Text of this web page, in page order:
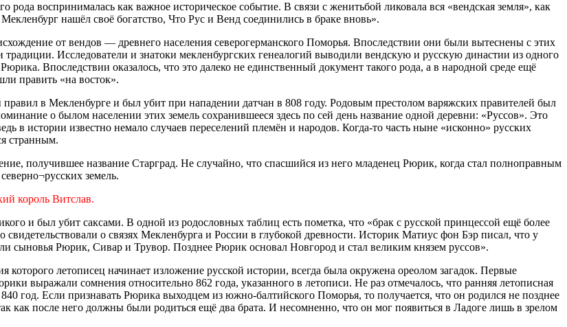
рода воспринималась как важное историческое событие. В связи с женитьбой ликовала вся «вендская земля», как
нашёл своё богатство, Что Рус и Венд соединились в браке вновь».
от вендов — древнего населения северогерманского Поморья. Впоследствии они были вытеснены с этих
Исследователи и знатоки мекленбургских генеалогий выводили вендскую и русскую династии из одного
Впоследствии оказалось, что это далеко не единственный документ такого рода, а в народной среде ещё
править «на восток».
в Мекленбурге и был убит при нападении датчан в 808 году. Родовым престолом варяжских правителей был
о былом населении этих земель сохранившееся здесь по сей день название одной деревни: «Руссов». Это
в истории известно немало случаев переселений племён и народов. Когда-то часть ныне «исконно» русских
странным.
получившее название Старград. Не случайно, что спасшийся из него младенец Рюрик, когда стал полноправным
земель.
король Витслав.
и был убит саксами. В одной из родословных таблиц есть пометка, что «брак с русской принцессой ещё более
свидетельствовали о связях Мекленбурга и России в глубокой древности. Историк Матиус фон Бэр писал, что у
сыновья Рюрик, Сивар и Трувор. Позднее Рюрик основал Новгород и стал великим князем руссов».
которого летописец начинает изложение русской истории, всегда была окружена ореолом загадок. Первые
выражали сомнения относительно 862 года, указанного в летописи. Не раз отмечалось, что ранняя летописная
год. Если признавать Рюрика выходцем из южно-балтийского Поморья, то получается, что он родился не позднее
как после него должны были родиться ещё два брата. И несомненно, что он мог появиться в Ладоге лишь в зрелом